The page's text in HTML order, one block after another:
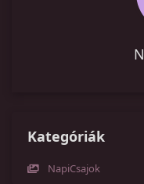
Kategóriák
NapiCsajok